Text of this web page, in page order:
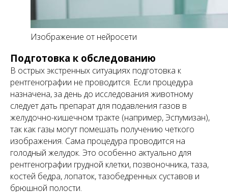
Изображение от нейросети
Подготовка к обследованию
В острых экстренных ситуациях подготовка к
рентгенографии не проводится. Если процедура
назначена, за день до исследования животному
следует дать препарат для подавления газов в
желудочно-кишечном тракте (например, Эспумизан),
так как газы могут помешать получению четкого
изображения. Сама процедура проводится на
голодный желудок. Это особенно актуально для
рентгенографии грудной клетки, позвоночника, таза,
костей бедра, лопаток, тазобедренных суставов и
брюшной полости.